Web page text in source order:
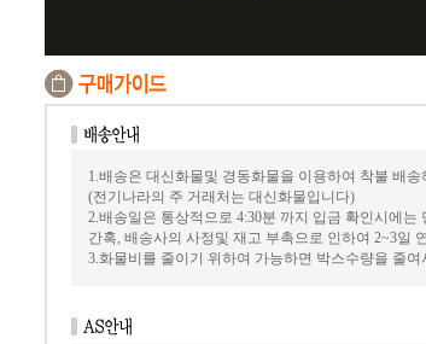
1.배송은 대신화물및 경동화물을 이용하여 착불 배송
(전기나라의 주 거래처는 대신화물입니다)
2.배송일은 통상적으로 4:30분 까지 입금 확인시에는
간혹, 배송사의 사정및 재고 부촉으로 인하여 2~3일
3.화물비를 줄이기 위하여 가능하면 박스수량을 줄여